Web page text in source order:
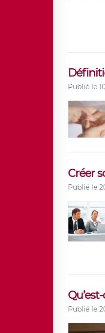
Publié le
Créer
Publié le
Publié le